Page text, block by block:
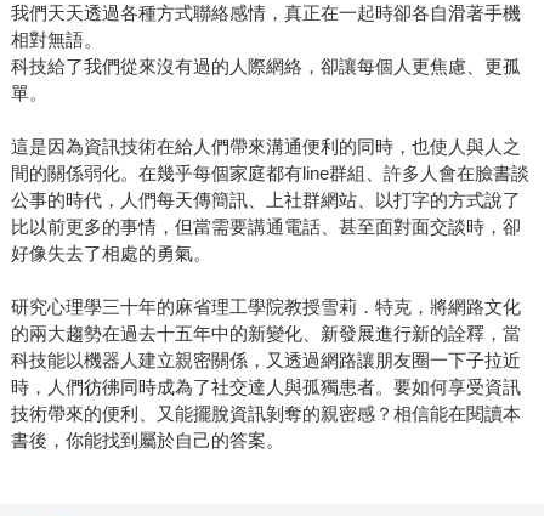
我們天天透過各種方式聯絡感情，真正在一起時卻各自滑著手機
相對無語。
科技給了我們從來沒有過的人際網絡，卻讓每個人更焦慮、更孤
單。
這是因為資訊技術在給人們帶來溝通便利的同時，也使人與人之
間的關係弱化。在幾乎每個家庭都有line群組、許多人會在臉書談
公事的時代，人們每天傳簡訊、上社群網站、以打字的方式說了
比以前更多的事情，但當需要講通電話、甚至面對面交談時，卻
好像失去了相處的勇氣。
研究心理學三十年的麻省理工學院教授雪莉．特克，將網路文化
的兩大趨勢在過去十五年中的新變化、新發展進行新的詮釋，當
科技能以機器人建立親密關係，又透過網路讓朋友圈一下子拉近
時，人們彷彿同時成為了社交達人與孤獨患者。要如何享受資訊
技術帶來的便利、又能擺脫資訊剝奪的親密感？相信能在閱讀本
書後，你能找到屬於自己的答案。